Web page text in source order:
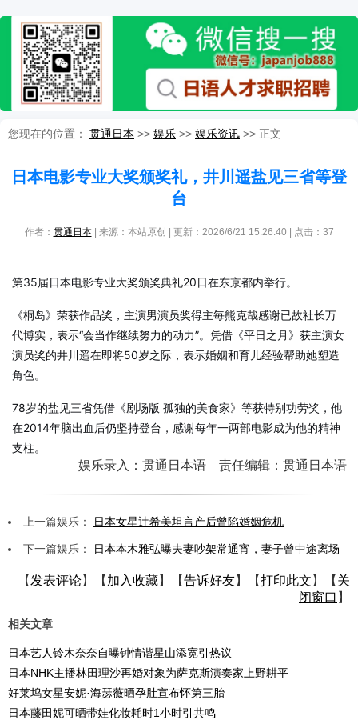
您现在的位置： 贯通日本 >> 娱乐 >> 娱乐资讯 >> 正文
日本电影专业大奖颁奖礼，井川遥盐见三省等登
台
作者： 贯通日本| 来源：本站原创 | 更新：2026/6/21 15:26:40 | 点击： 37
第35届日本电影专业大奖颁奖典礼20日在东京都内举行。
《桐岛》荣获作品奖，主演男演员奖得主毎熊克哉感谢已故社长万
代博实，表示“会当作继续努力的动力”。凭借《平日之月》获主演女
演员奖的井川遥在即将50岁之际，表示婚姻和育儿经验帮助她塑造
角色。
78岁的盐见三省凭借《剧场版 孤独的美食家》等获特别功劳奖，他
在2014年脑出血后仍坚持登台，感谢每年一两部电影成为他的精神
支柱。
娱乐录入：贯通日本语 责任编辑：贯通日本语
上一篇娱乐： 日本女星辻希美坦言产后曾陷婚姻危机
下一篇娱乐： 日本本木雅弘曝夫妻吵架常通宵，妻子曾中途离场
【 发表评论】【 加入收藏】【告诉好友】【打印此文 】【 关
闭窗口 】
相关文章
日本艺人铃木奈奈自曝钟情谐星山添宽引热议
日本NHK主播林田理沙再婚对象为萨克斯演奏家上野耕平
好莱坞女星安妮·海瑟薇晒孕肚宣布怀第三胎
日本藤田妮可晒带娃化妆耗时1小时引共鸣